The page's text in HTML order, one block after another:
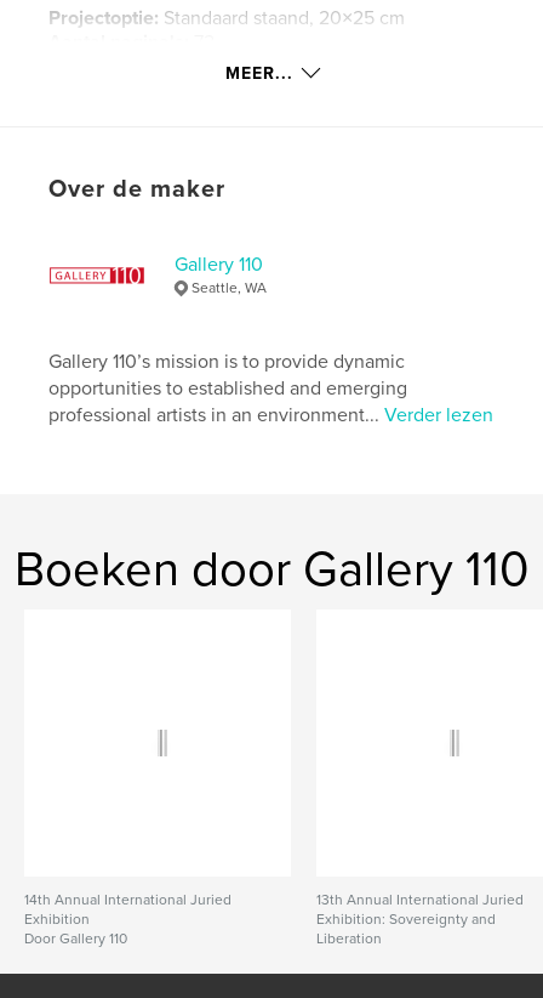
Projectoptie: Standaard staand, 20×25 cm
feb 02, 2017
gallery110
MEER...
Over de maker
Gallery 110
Seattle, WA
Gallery 110’s mission is to provide dynamic
opportunities to established and emerging
professional artists in an environment...Verder lezen
Boeken door Gallery 110
14th Annual International Juried
Exhibition
Door Gallery 110
13th Annual International Juried
Exhibition: Sovereignty and
Liberation